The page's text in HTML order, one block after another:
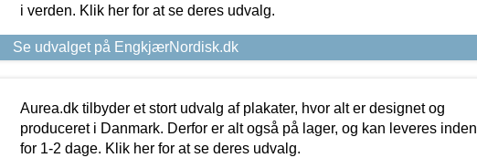
i verden. Klik her for at se deres udvalg.
Se udvalget på EngkjærNordisk.dk
Aurea.dk tilbyder et stort udvalg af plakater, hvor alt er designet og
produceret i Danmark. Derfor er alt også på lager, og kan leveres inden
for 1-2 dage. Klik her for at se deres udvalg.